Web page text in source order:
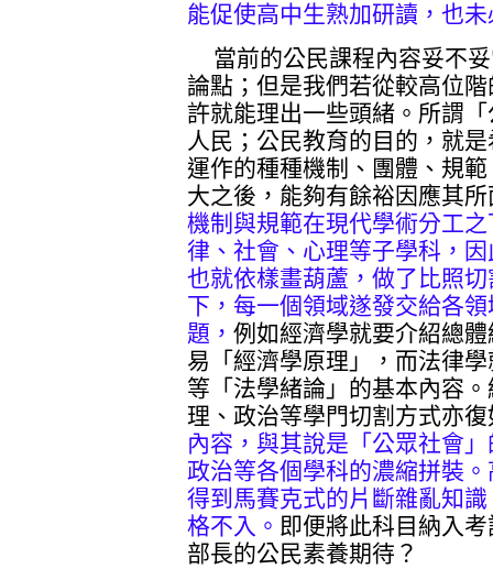
能促使高中生熟加研讀，也
當前的公民課程內容妥不
論點；但是我們若從較高位
許就能理出一些頭緒。所謂
人民；公民教育的目的，就
運作的種種機制、團體、規
大之後，能夠有餘裕因應其
機制與規範在現代學術分工
律、社會、心理等子學科，
也就依樣畫葫蘆，做了比照
下，每一個領域遂發交給各
題， 例如經濟學就要介紹總
易「經濟學原理」，而法律
等「法學緒論」的基本內容
理、政治等學門切割方式亦
內容，與其說是「公眾社會
政治等各個學科的濃縮拼裝
得到馬賽克式的片斷雜亂知
格不入。 即便將此科目納入
部長的公民素養期待？